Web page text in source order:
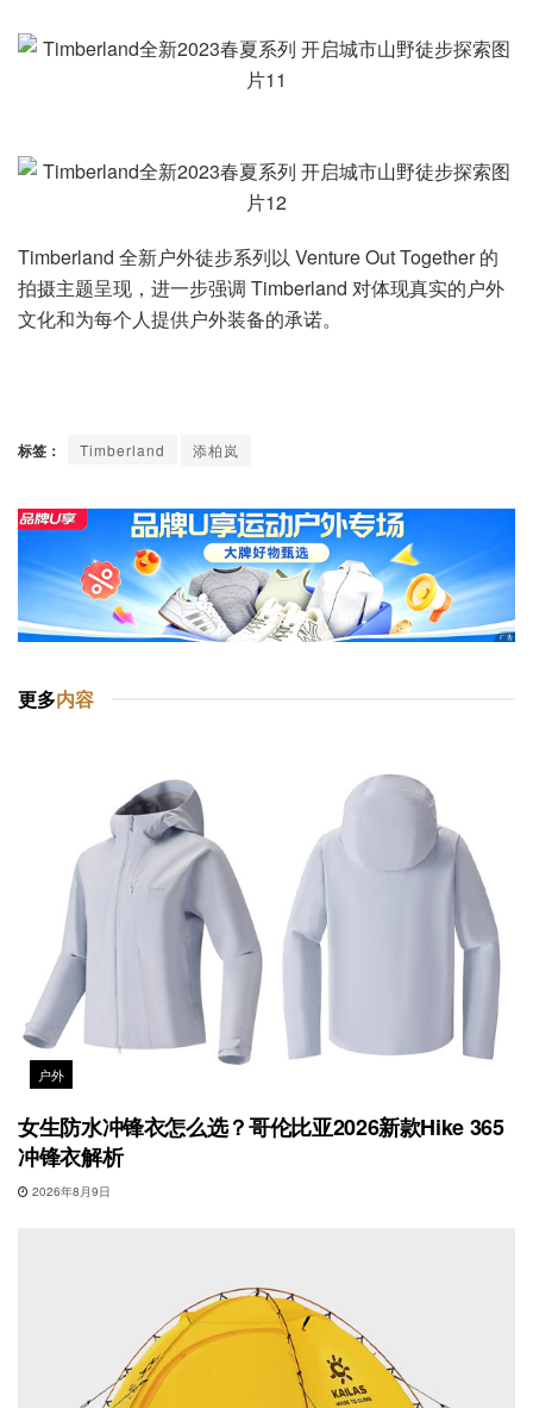
Timberland 全新户外徒步系列以 Venture Out Together 的
拍摄主题呈现，进一步强调 Timberland 对体现真实的户外
文化和为每个人提供户外装备的承诺。
标签： Timberland 添柏岚
更多内容
户外
女生防水冲锋衣怎么选？哥伦比亚2026新款Hike 365
冲锋衣解析
2026年8月9日